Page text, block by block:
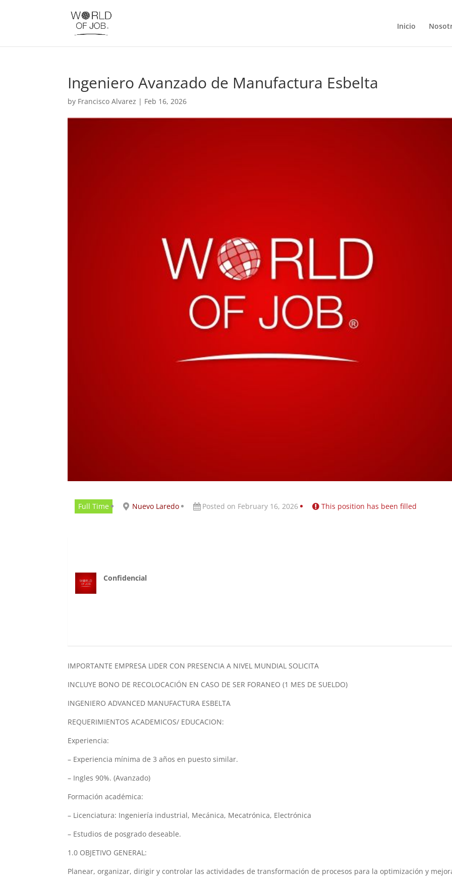
Inicio
Ingeniero Avanzado de Manufactura Esbelta
by Francisco Alvarez | Feb 16, 2026
Full Time Nuevo Laredo Posted on February 16, 2026 This position has been filled
Confidencial
IMPORTANTE EMPRESA LIDER CON PRESENCIA A NIVEL MUNDIAL SOLICITA
INCLUYE BONO DE RECOLOCACIÓN EN CASO DE SER FORANEO (1 MES DE SUELDO)
INGENIERO ADVANCED MANUFACTURA ESBELTA
REQUERIMIENTOS ACADEMICOS/ EDUCACION:
Experiencia:
– Experiencia mínima de 3 años en puesto similar.
– Ingles 90%. (Avanzado)
Formación académica:
– Licenciatura: Ingeniería industrial, Mecánica, Mecatrónica, Electrónica
– Estudios de posgrado deseable.
1.0 OBJETIVO GENERAL:
Planear, organizar, dirigir y controlar las actividades de transformación de procesos para la optimización y